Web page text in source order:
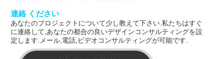
連絡 ください
あなたのプロジェクトについて少し教えて下さい.私たちはすぐ
に連絡して,あなたの都合の良いデザインコンサルティングを設
定します.メール,電話,ビデオコンサルティングが可能です.